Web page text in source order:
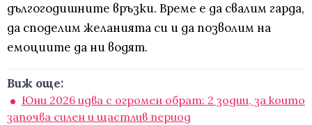
дългогодишните връзки. Време е да свалим гарда,
да споделим желанията си и да позволим на
емоциите да ни водят.
Виж още:
Юни 2026 идва с огромен обрат: 2 зодии, за които
започва силен и щастлив период